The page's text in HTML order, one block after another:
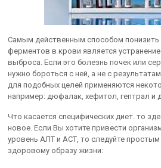
Самым действенным способом понизить
ферментов в крови является
выброса. Если это болезнь почек или
нужно бороться с ней, а не с
для подобных целей применяются
например: дюфалак, хефитол, гептрал и
Что касается специфических диет. то
новое. Если Вы хотите привести
уровень АЛТ и АСТ, то следуйте
здоровому образу жизни: